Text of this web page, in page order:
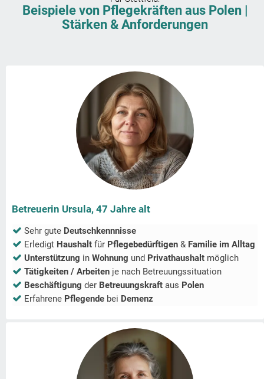
Beispiele von Pflegekräften aus Polen |
Stärken & Anforderungen
Betreuerin Ursula, 47 Jahre alt
Sehr gute Deutschkennnisse
Erledigt Haushalt für Pflegebedürftigen & Familie im Alltag
Unterstützung in Wohnung und Privathaushalt möglich
Tätigkeiten / Arbeiten je nach Betreuungssituation
Beschäftigung der Betreuungskraft aus Polen
Erfahrene Pflegende bei Demenz